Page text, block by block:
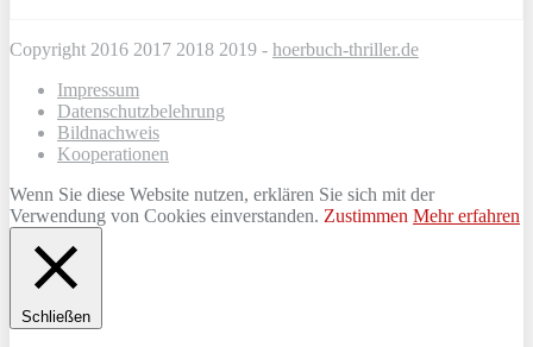
Copyright 2016 2017 2018 2019 - hoerbuch-thriller.de
Impressum
Datenschutzbelehrung
Bildnachweis
Kooperationen
Wenn Sie diese Website nutzen, erklären Sie sich mit der
Verwendung von Cookies einverstanden. Zustimmen Mehr erfahren
Schließen